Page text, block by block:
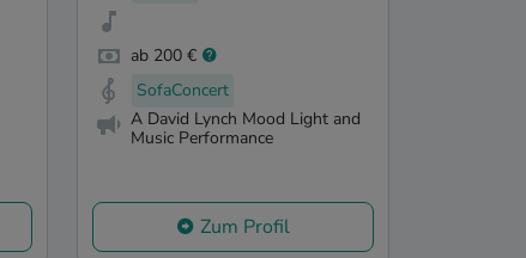
ab 200 €
SofaConcert
A David Lynch Mood Light and
Music Performance
Zum Profil